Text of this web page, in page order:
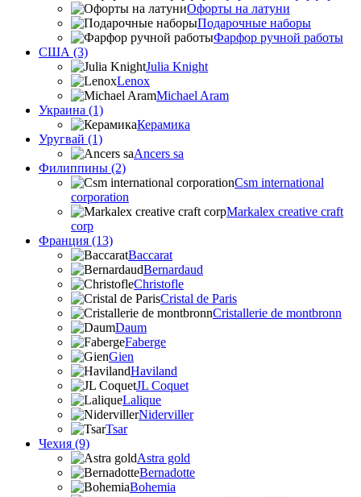
Офорты на латуни
Подарочные наборы
Фарфор ручной работы
США (3)
Julia Knight
Lenox
Michael Aram
Украина (1)
Керамика
Уругвай (1)
Ancers sa
Филиппины (2)
Csm international
corporation
Markalex creative craft
corp
Франция (13)
Baccarat
Bernardaud
Christofle
Cristal de Paris
Cristallerie de montbronn
Daum
Faberge
Gien
Haviland
JL Coquet
Lalique
Niderviller
Tsar
Чехия (9)
Astra gold
Bernadotte
Bohemia